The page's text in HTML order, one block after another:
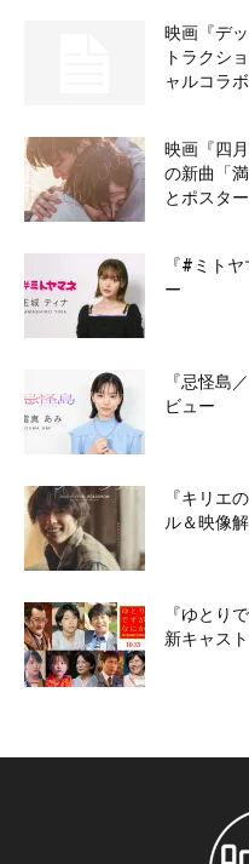
映画『デ
トラクシ
ャルコラ
映画『四
の新曲「
とポスタ
『#ミト
ー
『忌怪島
ビュー
『キリエ
ル＆映像解
『ゆとり
新キャス